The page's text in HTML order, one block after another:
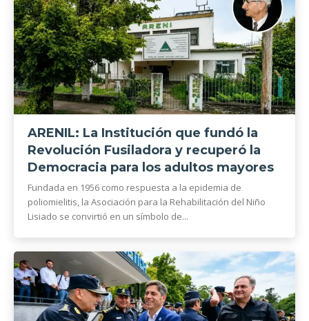
ARENIL: La Institución que fundó la
Revolución Fusiladora y recuperó la
Democracia para los adultos mayores
Fundada en 1956 como respuesta a la epidemia de
poliomielitis, la Asociación para la Rehabilitación del Niño
Lisiado se convirtió en un símbolo de...